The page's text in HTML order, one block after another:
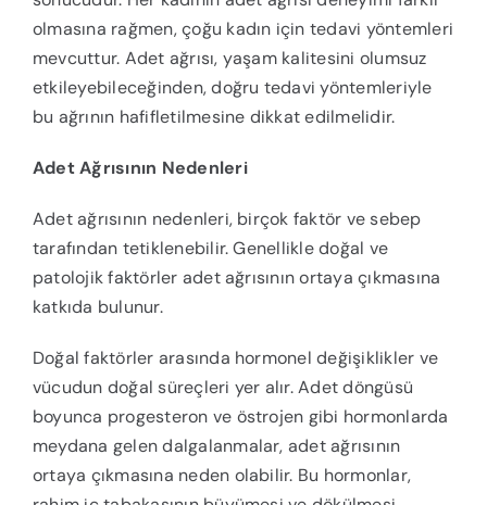
olmasına rağmen, çoğu kadın için tedavi yöntemleri
mevcuttur. Adet ağrısı, yaşam kalitesini olumsuz
etkileyebileceğinden, doğru tedavi yöntemleriyle
bu ağrının hafifletilmesine dikkat edilmelidir.
Adet Ağrısının Nedenleri
Adet ağrısının nedenleri, birçok faktör ve sebep
tarafından tetiklenebilir. Genellikle doğal ve
patolojik faktörler adet ağrısının ortaya çıkmasına
katkıda bulunur.
Doğal faktörler arasında hormonel değişiklikler ve
vücudun doğal süreçleri yer alır. Adet döngüsü
boyunca progesteron ve östrojen gibi hormonlarda
meydana gelen dalgalanmalar, adet ağrısının
ortaya çıkmasına neden olabilir. Bu hormonlar,